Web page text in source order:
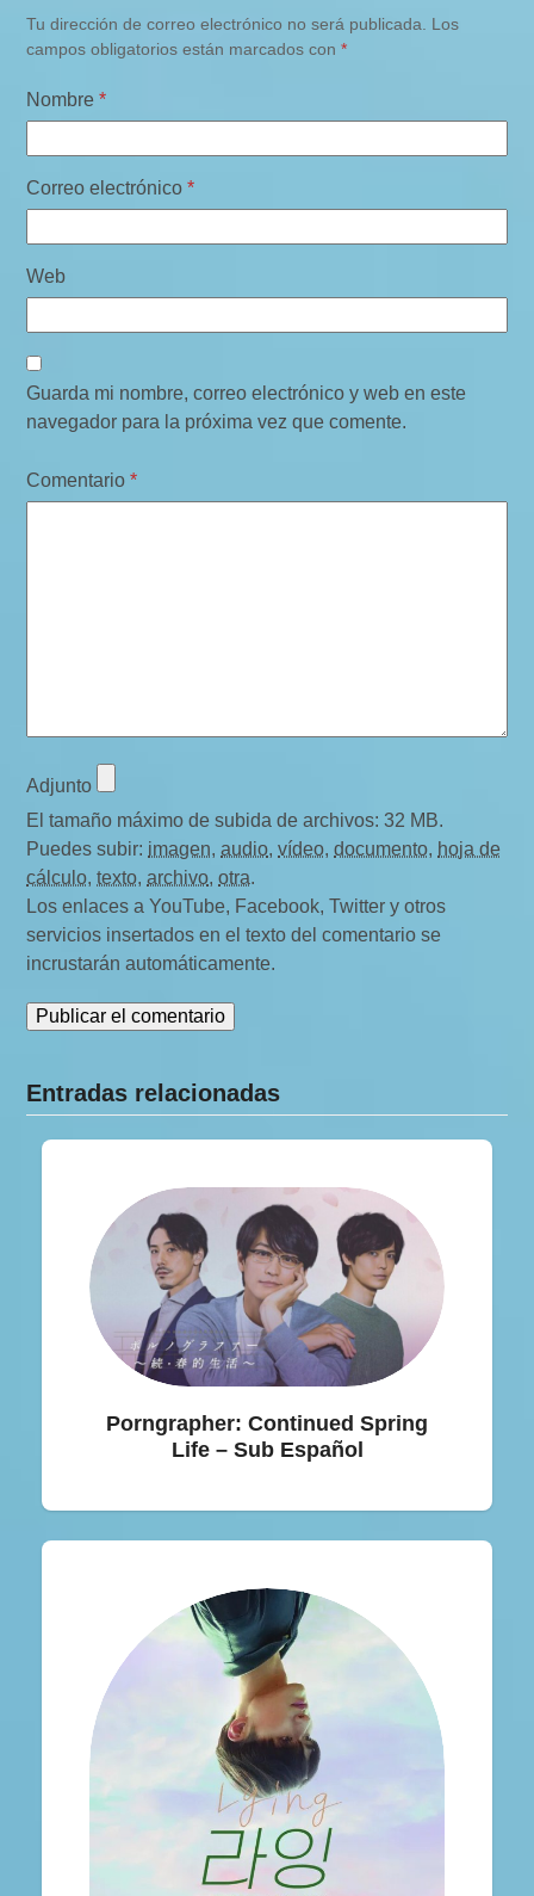
Tu dirección de correo electrónico no será publicada.
Los
campos obligatorios están marcados con*
Nombre*
Correo electrónico*
Web
Guarda mi nombre, correo electrónico y web en este
navegador para la próxima vez que comente.
Comentario*
Adjunto
El tamaño máximo de subida de archivos: 32 MB.
Puedes subir: imagen,audio,vídeo,documento, hoja de
cálculo,texto,archivo,otra.
Los enlaces a YouTube, Facebook, Twitter y otros
servicios insertados en el texto del comentario se
incrustarán automáticamente.
Entradas relacionadas
Porngrapher: Continued Spring
Life – Sub Español